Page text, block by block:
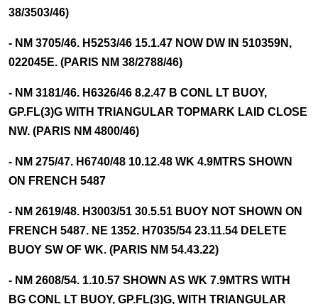
38/3503/46)
- NM 3705/46. H5253/46 15.1.47 NOW DW IN 510359N,
022045E. (PARIS NM 38/2788/46)
- NM 3181/46. H6326/46 8.2.47 B CONL LT BUOY,
GP.FL(3)G WITH TRIANGULAR TOPMARK LAID CLOSE
NW. (PARIS NM 4800/46)
- NM 275/47. H6740/48 10.12.48 WK 4.9MTRS SHOWN
ON FRENCH 5487
- NM 2619/48. H3003/51 30.5.51 BUOY NOT SHOWN ON
FRENCH 5487. NE 1352. H7035/54 23.11.54 DELETE
BUOY SW OF WK. (PARIS NM 54.43.22)
- NM 2608/54. 1.10.57 SHOWN AS WK 7.9MTRS WITH
BG CONL LT BUOY, GP.FL(3)G, WITH TRIANGULAR